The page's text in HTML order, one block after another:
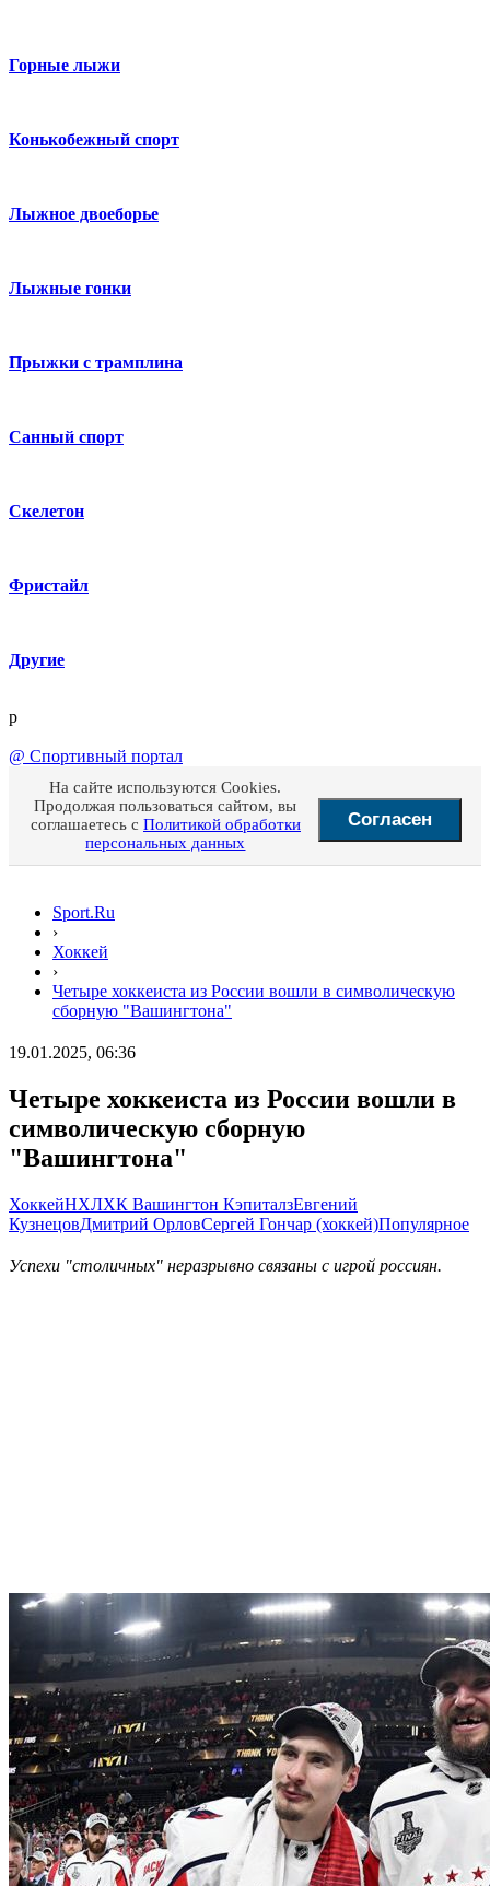
Горные лыжи
Конькобежный спорт
Лыжное двоеборье
Лыжные гонки
Прыжки с трамплина
Санный спорт
Скелетон
Фристайл
Другие
p
@ Спортивный портал
На сайте используются Cookies.
Продолжая пользоваться сайтом, вы
соглашаетесь с Политикой обработки
персональных данных
Согласен
Sport.Ru
›
Хоккей
›
Четыре хоккеиста из России вошли в символическую
сборную "Вашингтона"
19.01.2025, 06:36
Четыре хоккеиста из России вошли в
символическую сборную
"Вашингтона"
ХоккейНХЛХК Вашингтон КэпиталзЕвгений
КузнецовДмитрий ОрловСергей Гончар (хоккей)Популярное
Успехи "столичных" неразрывно связаны с игрой россиян.